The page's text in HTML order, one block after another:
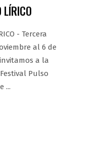
LÍRICO
- Tercera
al 6 de
a la
Pulso